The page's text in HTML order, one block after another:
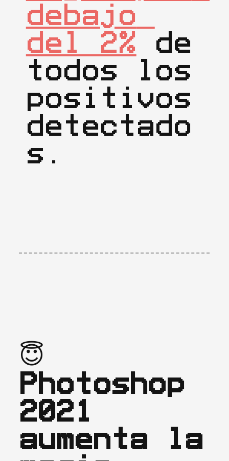
debajo
del 2% de
todos los
positivos
detectado
s.
Photoshop
2021
aumenta la